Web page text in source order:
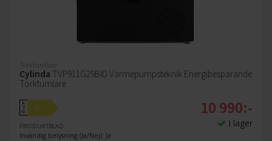
Torktumlare
Cylinda TVP911G29BID Värmepumpsteknik Energibesparande
Torktumlare
A
↑
G
D
PRODUKTBLAD
Invändig belysning (Ja/Nej): Ja
10 990:-
I lager